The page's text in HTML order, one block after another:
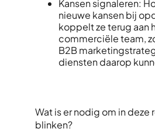
Kansen signaleren:
nieuwe kansen bij
koppelt ze terug aan
commerciële team,
B2B
diensten daarop
Wat is er nodig om in deze
blinken?